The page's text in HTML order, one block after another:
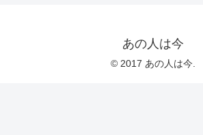
あの人は今
© 2017 あの人は今.